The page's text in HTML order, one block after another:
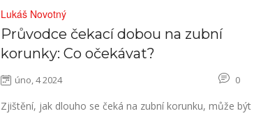
Lukáš Novotný
Průvodce čekací dobou na zubní
korunky: Co očekávat?
úno, 4 2024 0
Zjištění, jak dlouho se čeká na zubní korunku, může být